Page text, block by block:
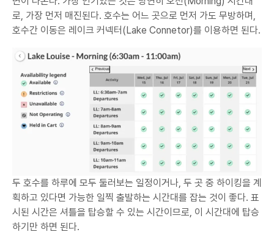
로, 가장 먼저 매진된다. 호수는 어느 곳으로 먼저 가도 무방하며,
호수간 이동은 레이크 커넥터(Lake Connetor)를 이용하면 된다.
두 호수를 하루에 모두 둘러보는 일정이거나, 두 곳 중 하이킹을 계
획하고 있다면 가능한 일찍 출발하는 시간대를 잡는 것이 좋다. 표
시된 시간은 셔틀을 탑승할 수 있는 시간이므로, 이 시간대에 탑승
하기만 하면 된다.